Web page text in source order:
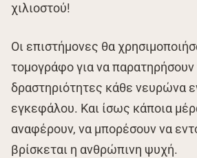
χιλιοστού!
Οι επιστήμονες θα
τομογράφο για να παρατηρήσουν
δραστηριότητες κάθε νευρώνα
εγκεφάλου. Και ίσως κάποια
αναφέρουν, να μπορέσουν να
βρίσκεται η ανθρώπινη ψυχή.